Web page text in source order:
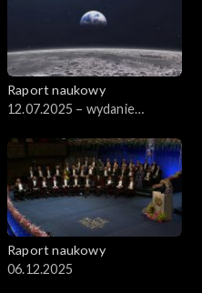
Raport naukowy
12.07.2025 – wydanie
Raport naukowy
06.12.2025